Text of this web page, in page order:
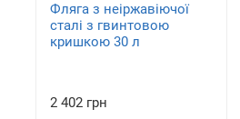
Фляга з неіржавіючої
сталі з гвинтовою
кришкою 30 л
2 402 грн